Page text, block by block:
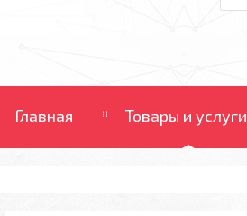
Главная Товары и услуги